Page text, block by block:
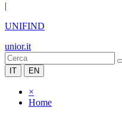
|
UNIFIND
unior.it
IT EN
×
Home